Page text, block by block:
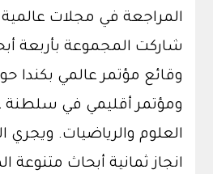
المراجعة في مجلات
شاركت المجموعة بأربعة
وقائع مؤتمر عالمي بكندا
ومؤتمر أقليمي في سلطنة
العلوم والرياضيات. ويجري
انجاز ثمانية أبحاث متنوعة